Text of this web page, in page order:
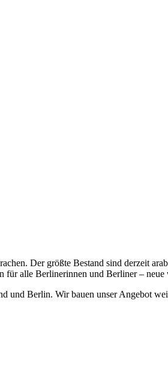
Der größte Bestand sind derzeit
alle Berlinerinnen und Berliner – neue
und Berlin. Wir bauen unser Angebot